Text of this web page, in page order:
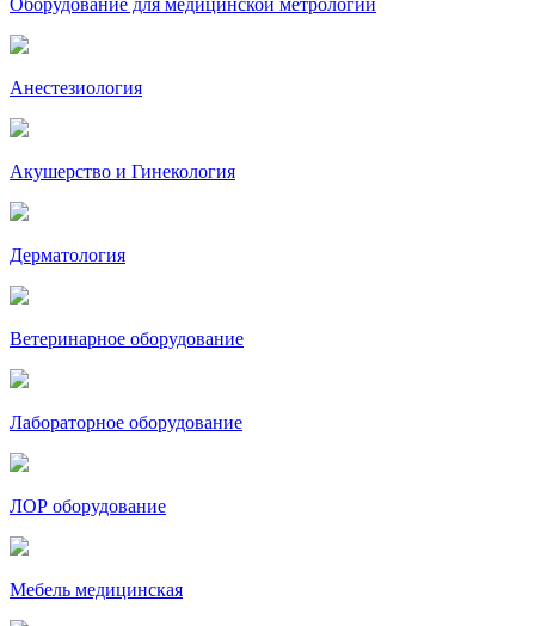
Анестезиология
Акушерство и Гинекология
Дерматология
Ветеринарное оборудование
Лабораторное оборудование
ЛОР оборудование
Мебель медицинская